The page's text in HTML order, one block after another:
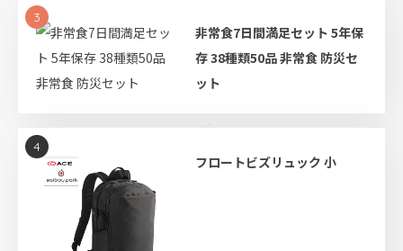
非常食7日間満足セット 5年保
存 38種類50品 非常食 防災セ
ット
3
フロートビズリュック 小
4